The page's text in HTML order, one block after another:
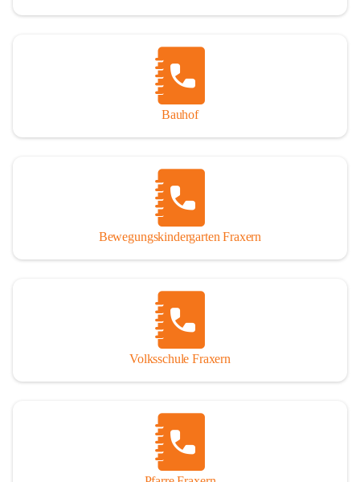
Bauhof
Bewegungskindergarten Fraxern
Volksschule Fraxern